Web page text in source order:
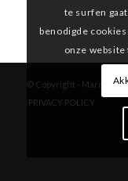
© Copyright - Marelle
PRIVACY POLICY
te surfen
benodigde
onze